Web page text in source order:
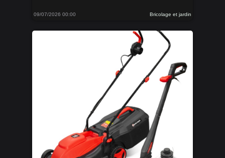
09/07/2026 00:00 Bricolage et jardin